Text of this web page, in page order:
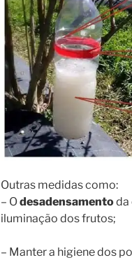
Outras medidas como:
– Odesadensamentoda
iluminação dos frutos;
– Manter a higiene dos